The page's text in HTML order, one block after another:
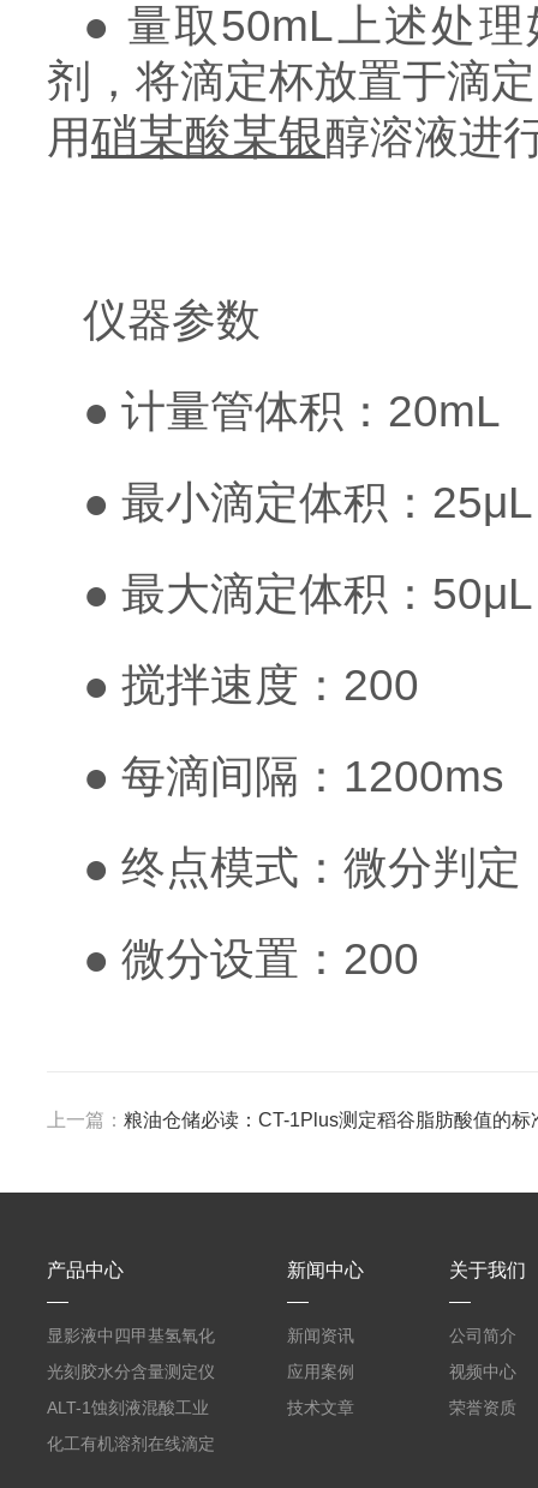
● 量取50mL上述处
剂，将滴定杯放置于滴
用硝某酸某银醇溶液进
仪器参数
● 计量管体积：20mL
● 最小滴定体积：25μL
● 最大滴定体积：50μL
● 搅拌速度：200
● 每滴间隔：1200ms
● 终点模式：微分判定
● 微分设置：200
上一篇： 粮油仓储必读：CT-1Plus测定稻谷脂肪酸值的标
产品中心
显影液中四甲基氢氧化
铵的浓度测定仪
光刻胶水分含量测定仪
AKF-C6
ALT-1蚀刻液混酸工业
在线滴定分析仪
化工有机溶剂在线滴定
新闻中心
新闻资讯
应用案例
技术文章
关于我们
公司简介
视频中心
荣誉资质